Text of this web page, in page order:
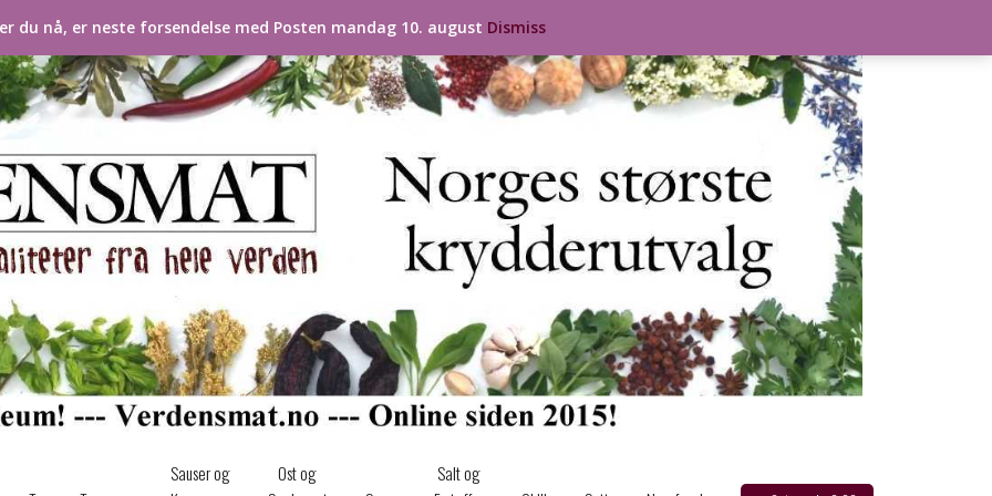
Sauser og
Ost og
Salt og
du nå, er neste forsendelse med Posten mandag 10. august Dismiss